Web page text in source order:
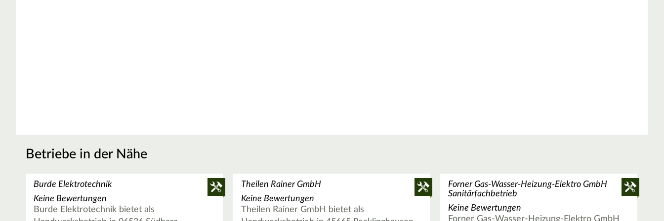
Betriebe in der Nähe
Burde Elektrotechnik
Keine Bewertungen
Burde Elektrotechnik bietet als
Theilen Rainer GmbH
Keine Bewertungen
Theilen Rainer GmbH bietet als
Forner Gas-Wasser-Heizung-Elektro GmbH
Sanitärfachbetrieb
Keine Bewertungen
Forner Gas-Wasser-Heizung-Elektro GmbH